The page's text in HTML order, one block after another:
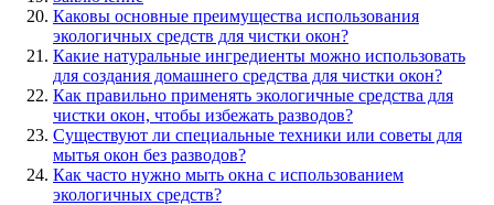
Каковы основные преимущества использования
экологичных средств для чистки окон?
Какие натуральные ингредиенты можно использовать
для создания домашнего средства для чистки окон?
Как правильно применять экологичные средства для
чистки окон, чтобы избежать разводов?
Существуют ли специальные техники или советы для
мытья окон без разводов?
Как часто нужно мыть окна с использованием
экологичных средств?